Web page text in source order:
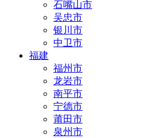
石嘴山市
吴忠市
银川市
中卫市
福建
福州市
龙岩市
南平市
宁德市
莆田市
泉州市